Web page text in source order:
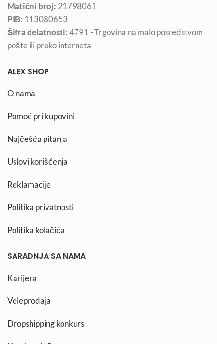
Matični broj: 21798061
PIB: 113080653
Šifra delatnosti:4791 - Trgovina na malo posredstvom
pošte ili preko interneta
ALEX SHOP
O nama
Pomoć pri kupovini
Najčešća pitanja
Uslovi korišćenja
Reklamacije
Politika privatnosti
Politika kolačića
SARADNJA SA NAMA
Karijera
Veleprodaja
Dropshipping konkurs